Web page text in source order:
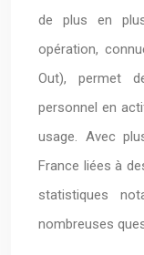
de plus en
opération,
Out), permet
personnel en
usage. Avec
France liées à
statistiques
nombreuses